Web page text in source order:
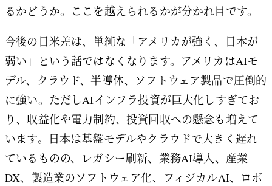
るかどうか。ここを越えられるかが分かれ目です。
今後の日米差は、単純な「アメリカが強く、日本が
弱い」という話ではなくなります。アメリカはAIモ
デル、クラウド、半導体、ソフトウェア製品で圧倒的
に強い。ただしAIインフラ投資が巨大化しすぎてお
り、収益化や電力制約、投資回収への懸念も増えて
います。日本は基盤モデルやクラウドで大きく遅れ
ているものの、レガシー刷新、業務AI導入、産業
DX、製造業のソフトウェア化、フィジカルAI、ロボ